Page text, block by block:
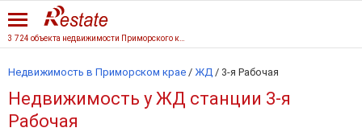
Недвижимость в Приморском крае / ЖД / 3-я Рабочая
Недвижимость у ЖД станции 3-я
Рабочая